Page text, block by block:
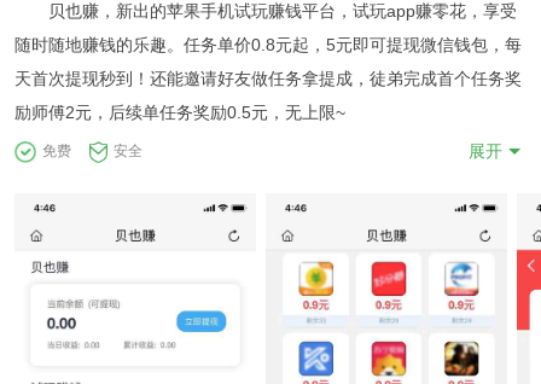
贝也赚，新出的苹果手机试玩赚钱平台，试玩app赚零花，享受
随时随地赚钱的乐趣。任务单价0.8元起，5元即可提现微信钱包，每
天首次提现秒到！还能邀请好友做任务拿提成，徒弟完成首个任务奖
励师傅2元，后续单任务奖励0.5元，无上限~
免费 安全 展开